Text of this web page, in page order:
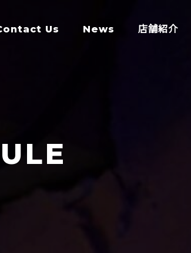
Us News 店舗紹介